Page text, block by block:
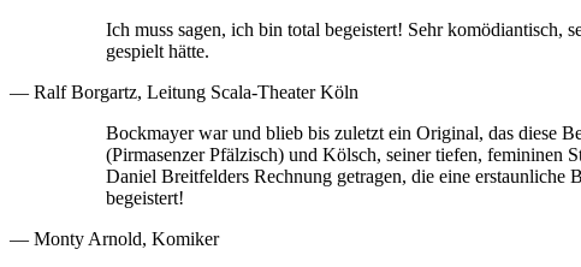
Ich muss sagen, ich bin total begeistert! Sehr komödiantisch,
gespielt hätte.
— Ralf Borgartz, Leitung Scala-Theater Köln
Bockmayer war und blieb bis zuletzt ein Original, das diese
(Pirmasenzer Pfälzisch) und Kölsch, seiner tiefen, femininen
Daniel Breitfelders Rechnung getragen, die eine
begeistert!
— Monty Arnold, Komiker